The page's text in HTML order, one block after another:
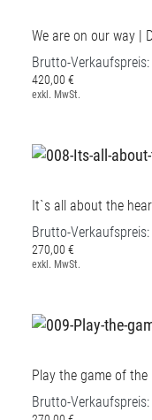
We are on our way |
Brutto-Verkaufspreis:
420,00 €
exkl. MwSt.
It`s all about the
Brutto-Verkaufspreis:
270,00 €
exkl. MwSt.
Play the game of
Brutto-Verkaufspreis: